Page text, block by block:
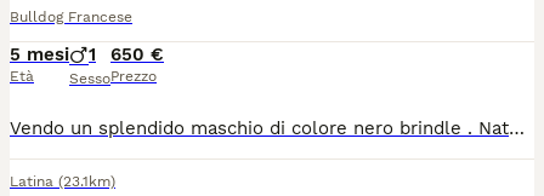
Bulldog Francese
5 mesi
Età
1
Sesso
650 €
Prezzo
Vendo un splendido maschio di colore nero brindle . Nato il 04.03 e munito di un libretto sanitario con tutti cicli di sverminazione e tutti vaccini. Certificato di salute. Genitori visibili. Mamma color nero brindle 10 kg con pedigree e Papà esotico color blu fawn tan 13kg .In casa il piccolo chiamiamo Tyson e veramente bravo e intelligente.
Latina (23.1km)